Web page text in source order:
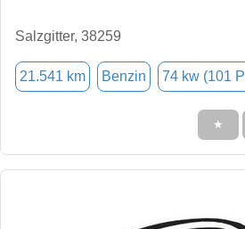
Salzgitter, 38259
21.541 km Benzin 74 kw (101
★